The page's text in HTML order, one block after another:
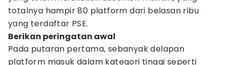
totalnya hampir 80 platform dari belasan ribu
yang terdaftar PSE.
Berikan peringatan awal
Pada putaran pertama, sebanyak delapan
platform masuk dalam kategori tinggi seperti